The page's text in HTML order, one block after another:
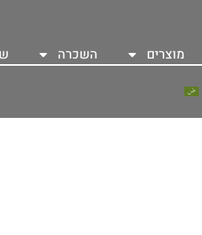
מוצרים השכרה